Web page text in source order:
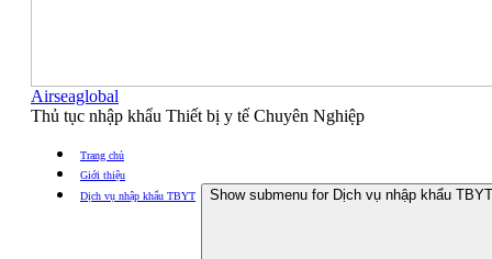
Airseaglobal
Thủ tục nhập khẩu Thiết bị y tế Chuyên Nghiệp
Trang chủ
Giới thiệu
Dịch vụ nhập khẩu TBYT
Show submenu for Dịch vụ nhập khẩu TBYT